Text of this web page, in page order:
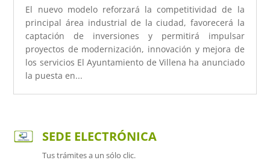
El nuevo modelo reforzará la competitividad de la
principal área industrial de la ciudad, favorecerá la
captación de inversiones y permitirá impulsar
proyectos de modernización, innovación y mejora de
los servicios El Ayuntamiento de Villena ha anunciado
la puesta en...
SEDE ELECTRÓNICA
Tus trámites a un sólo clic.